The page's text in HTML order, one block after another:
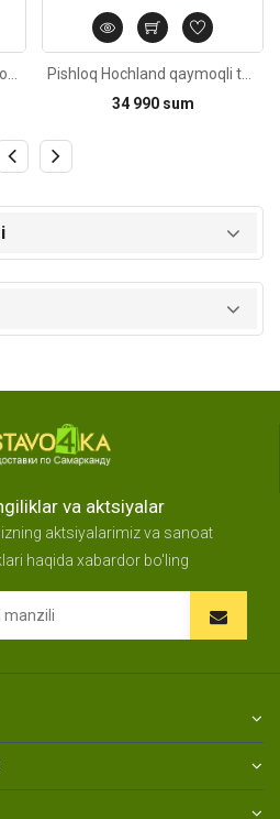
34 990 sum
va aktsiyalar
aktsiyalarimiz va sanoat
haqida xabardor bo'ling